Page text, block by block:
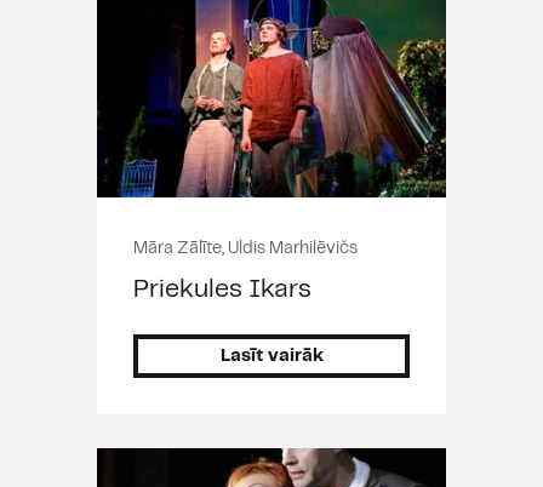
Māra Zālīte, Uldis Marhilēvičs
Priekules Ikars
Lasīt vairāk